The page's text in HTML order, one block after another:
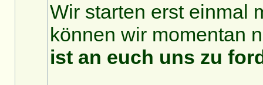
Wir starten erst einmal
können wir momentan
ist an euch uns zu